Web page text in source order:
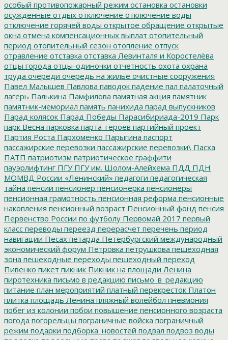
особый противопожарный режим остановка остановки
осужденные отдых отключение отключение воды
отключение горячей воды открытое обращение открытые
окна отмена компенсационных выплат отопительный
период отопительный сезон отопление отпуск
отравление отставка отставка Левинталя и Коростелёва
отцы города отцы-одиночки отчетность охота охрана
труда очереди очередь на жилье очистные сооружения
Павел Малышев Павлова паводок падение пал палаточный
лагерь Палькина Памфилова памятная акция памятник
памятник-мемориал память панихида парад выпускников
Парад колясок Парад Победы Парасибириада-2019 Парк
парк Весна парковка парта_героев партийный проект
Партия Роста Пархоменко Парыгина паспорт
пассажирские перевозки пассажирские перевозки\ Пасха
ПАТП патриотизм патриотическое граффити
пауэрлифтинг ПГУПГУ им. Шолом-Алейхема ПДД ПДН
МОМВД России «Ленинский» педагоги педагогическая
тайна пенсии пенсионер пенсионерка пенсионеры
пенсионная грамотность пенсионная реформа пенсионные
накопления пенсионный возраст Пенсионный фонд пенсия
Первенство России по футболу Первомай 2017 первый
класс переводы переезд перерасчет перечень период
навигации Песах петарда Петербургский международный
экономический форум Петровка петрушкова пешеходная
зона пешеходные переходы пешеходный переход
Пивенко пикет пикник Пикник на площади Ленина
пиротехника письмо в редакцию письмо_в_редакцию
питание план мероприятий платный перекресток Платон
плитка площадь Ленина пляжный волейбол пневмония
побег из колонии побои повышение пенсионного возраста
погода погорельцы пограничные войска пограничный
режим подарки подборка_новостей подвал подвоз воды